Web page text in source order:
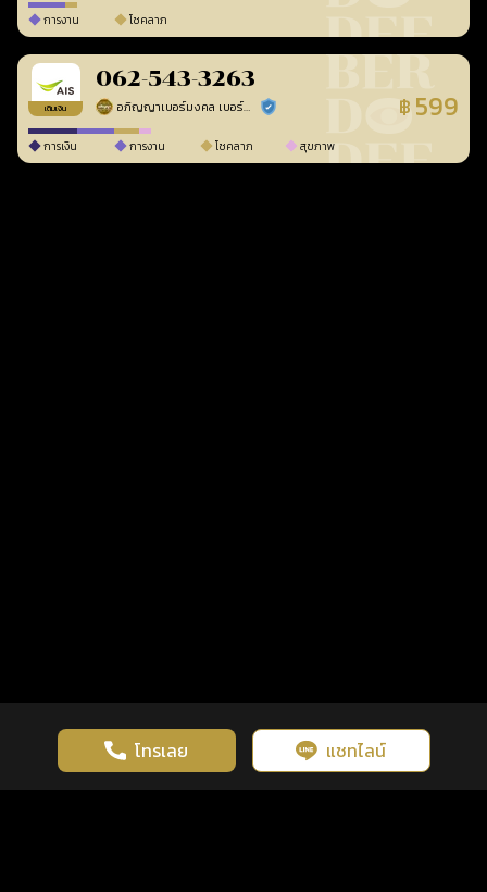
การงาน โชคลาภ
เติมเงิน
062-543-3263
อภิญญาเบอร์มงคล เบอร์สวยเลขศาสตร์ ร้านยืนยันแล้ว ฿ 599
การเงิน การงาน โชคลาภ สุขภาพ
โทรเลย แชทไลน์
เว็บไซต์นี้มีการใช้งานคุกกี้ เพื่อเพิ่มประสิทธิภาพและประสบการณ์ที่ดี
ในการใช้งานเว็บไซต์ นโยบายความเป็นส่วนตัว
รู้ก่อน พร้อมกว่า ทุกจังหวะชีวิต คลิกดูดวงฟรี